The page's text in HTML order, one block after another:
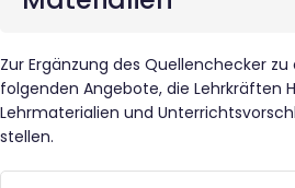
Zur Ergänzung des Quellenchecker
folgenden Angebote, die Lehrkräften
Lehrmaterialien und
stellen.